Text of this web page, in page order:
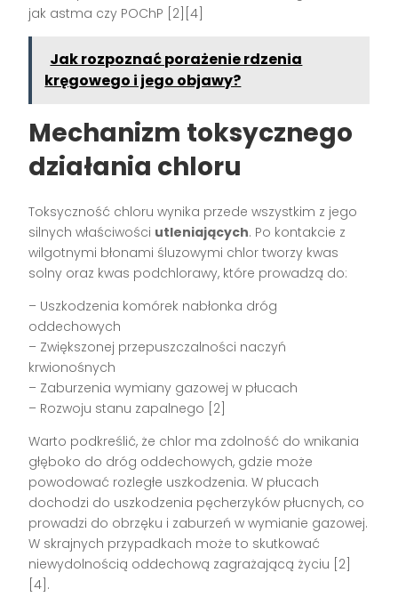
jak astma czy POChP [2][4]
Jak rozpoznać porażenie rdzenia
kręgowego i jego objawy?
Mechanizm toksycznego
działania chloru
Toksyczność chloru wynika przede wszystkim z jego
silnych właściwości utleniających. Po kontakcie z
wilgotnymi błonami śluzowymi chlor tworzy kwas
solny oraz kwas podchlorawy, które prowadzą do:
– Uszkodzenia komórek nabłonka dróg
oddechowych
– Zwiększonej przepuszczalności naczyń
krwionośnych
– Zaburzenia wymiany gazowej w płucach
– Rozwoju stanu zapalnego [2]
Warto podkreślić, że chlor ma zdolność do wnikania
głęboko do dróg oddechowych, gdzie może
powodować rozległe uszkodzenia. W płucach
dochodzi do uszkodzenia pęcherzyków płucnych, co
prowadzi do obrzęku i zaburzeń w wymianie gazowej.
W skrajnych przypadkach może to skutkować
niewydolnością oddechową zagrażającą życiu [2]
[4].